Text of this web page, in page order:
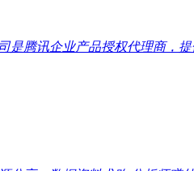
是腾讯企业产品授权代理商，